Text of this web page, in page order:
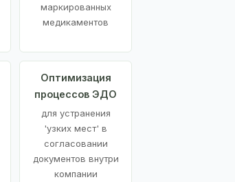
маркированных
медикаментов
Оптимизация
процессов ЭДО
для устранения
'узких мест' в
согласовании
документов внутри
компании